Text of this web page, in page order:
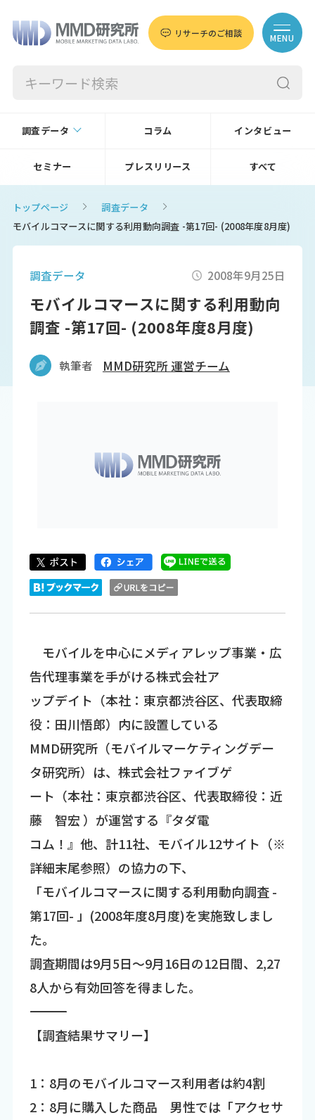
リサーチのご相談 MENU
調査データ コラム インタビュー
セミナー プレスリリース すべて
トップページ
調査データ
モバイルコマースに関する利用動向調査 -第17回- (2008年度8月度)
調査データ 2008年9月25日
モバイルコマースに関する利用動向
調査 -第17回- (2008年度8月度)
執筆者 MMD研究所 運営チーム
モバイルを中心にメディアレップ事業・広
告代理事業を手がける株式会社ア
ップデイト（本社：東京都渋谷区、代表取締
役：田川悟郎）内に設置している
MMD研究所（モバイルマーケティングデー
タ研究所）は、株式会社ファイブゲ
ート（本社：東京都渋谷区、代表取締役：近
藤 智宏 ）が運営する『タダ電
コム！』他、計11社、モバイル12サイト（※
詳細末尾参照）の協力の下、
「モバイルコマースに関する利用動向調査 -
第17回- 」(2008年度8月度)を実施致しまし
た。
調査期間は9月5日～9月16日の12日間、2,27
8人から有効回答を得ました。
―――――――――――――――――――――――――――――――――――
【調査結果サマリー】
1：8月のモバイルコマース利用者は約4割
2：8月に購入した商品 男性では「アクセサ